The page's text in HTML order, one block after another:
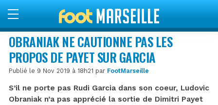
OBRANIAK NE CAUTIONNE PAS LES
PROPOS DE PAYET SUR GARCIA
Publié le 9 Nov 2019 à 18h21 par FootMarseille
S’il ne porte pas Rudi Garcia dans son coeur, Ludovic
Obraniak n’a pas apprécié la sortie de Dimitri Payet